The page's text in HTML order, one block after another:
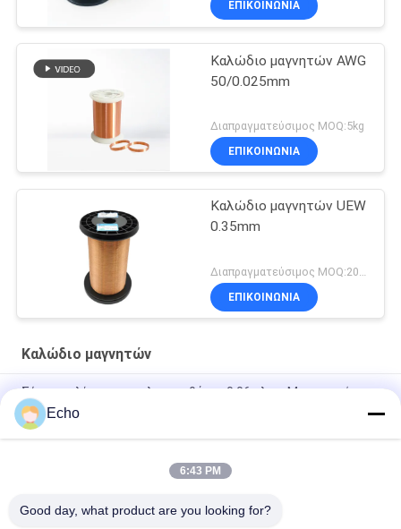
ΕΠΙΚΟΙΝΩΝΙΑ
Καλώδιο μαγνητών AWG
50/0.025mm
Διαπραγματεύσιμος MOQ:5kg
ΕΠΙΚΟΙΝΩΝΙΑ
Καλώδιο μαγνητών UEW
0.35mm
Διαπραγματεύσιμος MOQ:20 χιλιόγραμμο/χιλιόγραμμα
ΕΠΙΚΟΙΝΩΝΙΑ
Καλώδιο μαγνητών
Σύρμα τυλίγματος πολυουρεθάνης 0,06 χλστ. Μαγνητικό
Σύρμα Χάλκινο Εμαγιέ
0.15mm Εναμελωμένο Χαλκό Τεχνικό Πίνακα Μεγέθους
0.036mm σμαλτωμένο καλώδιο μαγνητών χαλκού για το
Echo
6:43 PM
Good day, what product are you looking for?